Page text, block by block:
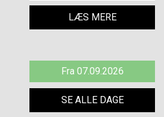
LÆS MERE
Fra 07.09.2026
SE ALLE DAGE